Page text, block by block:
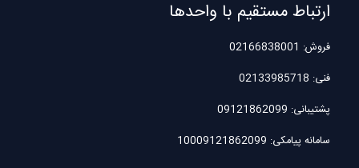
ارتباط مستقیم با واحدها
فروش: 02166838001
فنی: 02133985718
پشتیبانی: 09121862099
سامانه پیامکی: 10009121862099